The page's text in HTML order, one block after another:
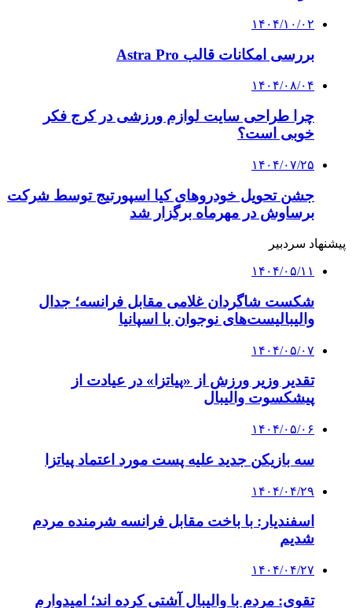
۱۴۰۴/۱۰/۰۲
بررسی امکانات قالب Astra Pro
۱۴۰۴/۰۸/۰۴
چرا طراحی سایت لوازم ورزشی در کرج فکر
خوبی است؟
۱۴۰۴/۰۷/۲۵
جشن تحویل خودروهای کیا اسپورتیج توسط شرکت
برساوش در مهرماه برگزار شد
پیشنهاد سردبیر
۱۴۰۴/۰۵/۱۱
شکست شاگردان غلامی مقابل فرانسه؛ جدال
والیبالیست‌های نوجوان با اسپانیا
۱۴۰۴/۰۵/۰۷
تقدیر وزیر ورزش از «پیاتزا» در عیادت از
پیشکسوت والیبال
۱۴۰۴/۰۵/۰۶
سه بازیکن جدید علیه پست مورد اعتماد پیاتزا
۱۴۰۴/۰۴/۲۹
اسفندیار: با باخت مقابل فرانسه شرمنده مردم
شدیم
۱۴۰۴/۰۴/۲۷
تقوی: مردم با والیبال آشتی کرده اند؛ امیدوارم